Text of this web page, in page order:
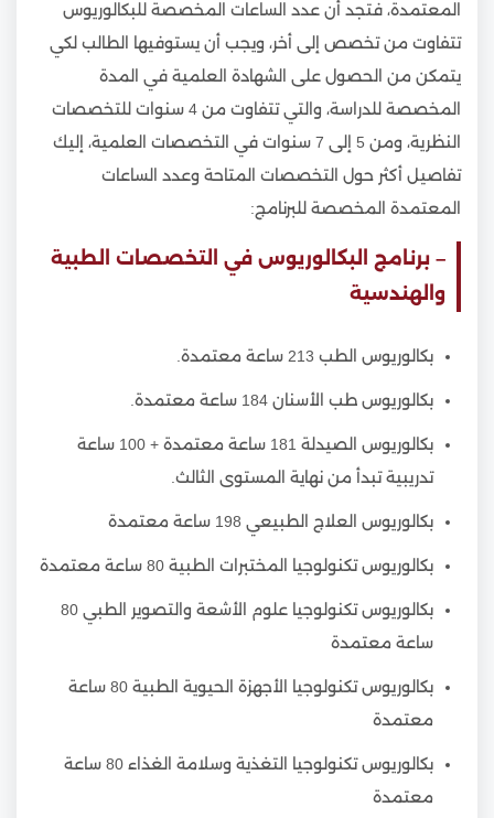
المعتمدة، فتجد أن عدد الساعات المخصصة للبكالوريوس
تتفاوت من تخصص إلى أخر، ويجب أن يستوفيها الطالب لكي
يتمكن من الحصول على الشهادة العلمية في المدة
المخصصة للدراسة، والتي تتفاوت من 4 سنوات للتخصصات
النظرية، ومن 5 إلى 7 سنوات في التخصصات العلمية، إليك
تفاصيل أكثر حول التخصصات المتاحة وعدد الساعات
المعتمدة المخصصة للبرنامج:
– برنامج البكالوريوس في التخصصات الطبية
والهندسية
بكالوريوس الطب 213 ساعة معتمدة.
بكالوريوس طب الأسنان 184 ساعة معتمدة.
بكالوريوس الصيدلة 181 ساعة معتمدة + 100 ساعة
تدريبية تبدأ من نهاية المستوى الثالث.
بكالوريوس العلاج الطبيعي 198 ساعة معتمدة
بكالوريوس تكنولوجيا المختبرات الطبية 80 ساعة معتمدة
بكالوريوس تكنولوجيا علوم الأشعة والتصوير الطبي 80
ساعة معتمدة
بكالوريوس تكنولوجيا الأجهزة الحيوية الطبية 80 ساعة
معتمدة
بكالوريوس تكنولوجيا التغذية وسلامة الغذاء 80 ساعة
معتمدة